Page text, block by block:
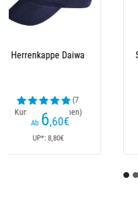
Wathose Pvc Enfant
Kundenrezensionen)
Ab 55€
UP*: 64€